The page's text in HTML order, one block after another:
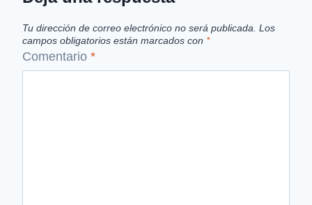
Tu dirección de correo electrónico no será publicada. Los
campos obligatorios están marcados con *
Comentario *